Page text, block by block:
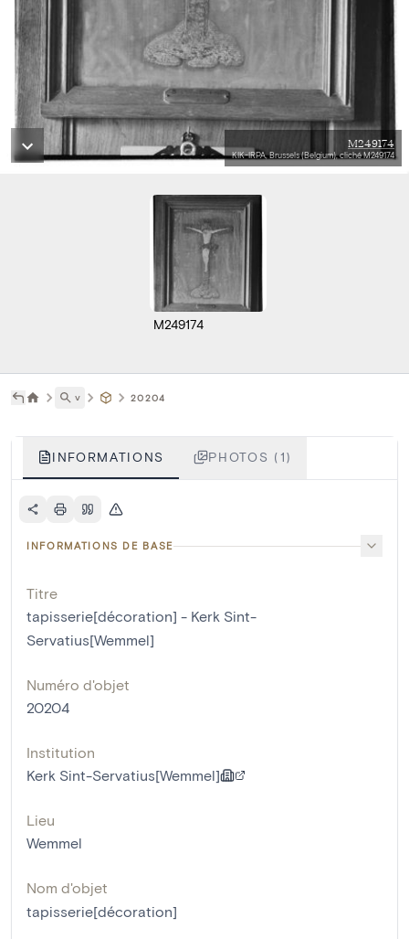
M249174
KIK-IRPA, Brussels (Belgium), cliché M249174
M249174
˅ 20204
INFORMATIONS PHOTOS (1)
INFORMATIONS DE BASE
Titre
tapisserie[décoration] - Kerk Sint-
Servatius[Wemmel]
Numéro d'objet
20204
Institution
Kerk Sint-Servatius[Wemmel]
Lieu
Wemmel
Nom d'objet
tapisserie[décoration]